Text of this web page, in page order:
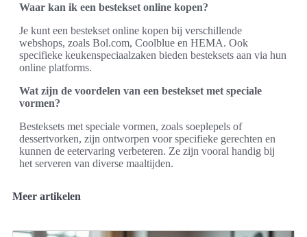
Waar kan ik een bestekset online kopen?
Je kunt een bestekset online kopen bij verschillende
webshops, zoals Bol.com, Coolblue en HEMA. Ook
specifieke keukenspeciaalzaken bieden besteksets aan via hun
online platforms.
Wat zijn de voordelen van een bestekset met speciale
vormen?
Besteksets met speciale vormen, zoals soeplepels of
dessertvorken, zijn ontworpen voor specifieke gerechten en
kunnen de eetervaring verbeteren. Ze zijn vooral handig bij
het serveren van diverse maaltijden.
Meer artikelen